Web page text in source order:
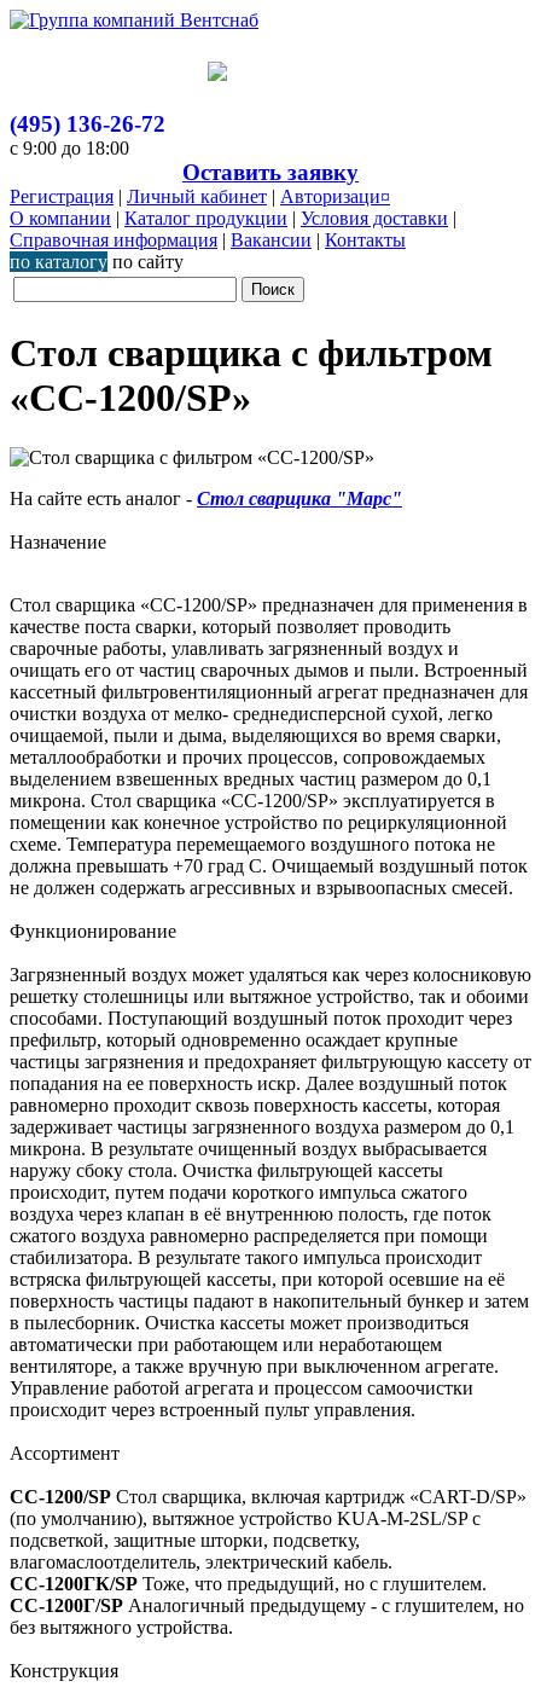
(495) 136-26-72
с 9:00 до 18:00
Оставить заявку
Регистрация | Личный кабинет | Авторизаци¤
О компании | Каталог продукции | Условия доставки |
Справочная информация | Вакансии | Контакты
по каталогу по сайту
Стол сварщика с фильтром
«СС-1200/SP»
На сайте есть аналог - Стол сварщика "Марс"
Назначение
Стол сварщика «СС-1200/SP» предназначен для применения в
качестве поста сварки, который позволяет проводить
сварочные работы, улавливать загрязненный воздух и
очищать его от частиц сварочных дымов и пыли. Встроенный
кассетный фильтровентиляционный агрегат предназначен для
очистки воздуха от мелко- среднедисперсной сухой, легко
очищаемой, пыли и дыма, выделяющихся во время сварки,
металлообработки и прочих процессов, сопровождаемых
выделением взвешенных вредных частиц размером до 0,1
микрона. Стол сварщика «СС-1200/SP» эксплуатируется в
помещении как конечное устройство по рециркуляционной
схеме. Температура перемещаемого воздушного потока не
должна превышать +70 град С. Очищаемый воздушный поток
не должен содержать агрессивных и взрывоопасных смесей.
Функционирование
Загрязненный воздух может удаляться как через колосниковую
решетку столешницы или вытяжное устройство, так и обоими
способами. Поступающий воздушный поток проходит через
префильтр, который одновременно осаждает крупные
частицы загрязнения и предохраняет фильтрующую кассету от
попадания на ее поверхность искр. Далее воздушный поток
равномерно проходит сквозь поверхность кассеты, которая
задерживает частицы загрязненного воздуха размером до 0,1
микрона. В результате очищенный воздух выбрасывается
наружу сбоку стола. Очистка фильтрующей кассеты
происходит, путем подачи короткого импульса сжатого
воздуха через клапан в её внутреннюю полость, где поток
сжатого воздуха равномерно распределяется при помощи
стабилизатора. В результате такого импульса происходит
встряска фильтрующей кассеты, при которой осевшие на её
поверхность частицы падают в накопительный бункер и затем
в пылесборник. Очистка кассеты может производиться
автоматически при работающем или неработающем
вентиляторе, а также вручную при выключенном агрегате.
Управление работой агрегата и процессом самоочистки
происходит через встроенный пульт управления.
Ассортимент
СС-1200/SP Стол сварщика, включая картридж «CART-D/SP»
(по умолчанию), вытяжное устройство KUA-M-2SL/SP с
подсветкой, защитные шторки, подсветку,
влагомаслоотделитель, электрический кабель.
СС-1200ГК/SP Тоже, что предыдущий, но с глушителем.
СС-1200Г/SP Аналогичный предыдущему - с глушителем, но
без вытяжного устройства.
Конструкция